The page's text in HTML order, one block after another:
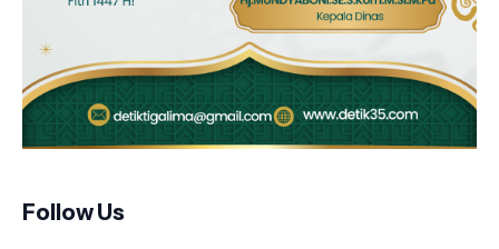
Follow Us